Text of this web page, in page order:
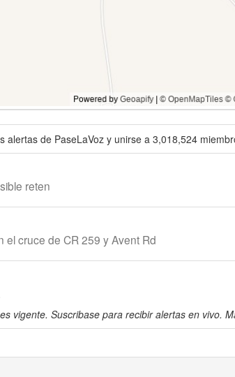
alertas de PaseLaVoz y unirse a 3,018,524
reten
el cruce de CR 259 y Avent Rd
vigente. Suscribase para recibir alertas en vivo.